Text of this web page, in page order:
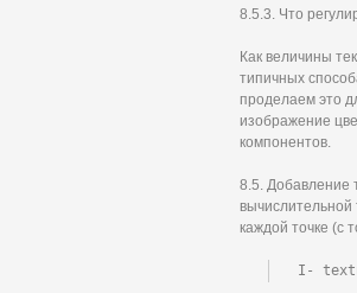
8.5.3. Что
Как величины
типичных
проделаем это
изображение
компонентов.
8.5. Добавление
вычислительной
каждой точке (с
I-